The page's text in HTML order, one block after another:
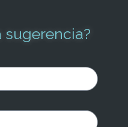
sugerencia?